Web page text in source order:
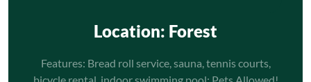
Location: Forest
Features: Bread roll service, sauna, tennis courts,